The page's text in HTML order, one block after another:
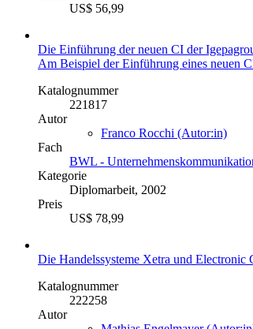
US$ 56,99
Die Einführung der neuen CI der
Am Beispiel der Einführung eines neuen
Katalognummer
221817
Autor
Franco Rocchi (Autor:in)
Fach
BWL -
Kategorie
Diplomarbeit, 2002
Preis
US$ 78,99
Die Handelssysteme Xetra und
Katalognummer
222258
Autor